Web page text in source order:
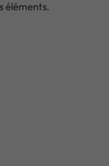
éléments.